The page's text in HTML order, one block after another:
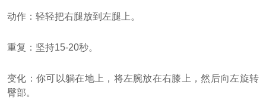
动作：轻轻把右腿放到左腿上。
重复：坚持15-20秒。
变化：你可以躺在地上，将左腕放在右膝上，然后向左旋转
臀部。